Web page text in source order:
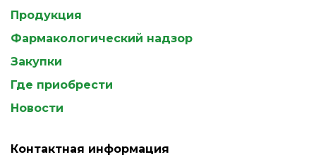
Продукция
Фармакологический надзор
Закупки
Где приобрести
Новости
Контактная информация